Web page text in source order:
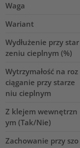
Waga
Wariant
Wydłużenie przy star
zeniu cieplnym (%)
Wytrzymałość na roz
ciąganie przy starze
niu cieplnym
Z klejem wewnętrzn
ym (Tak/Nie)
Zachowanie przy szo